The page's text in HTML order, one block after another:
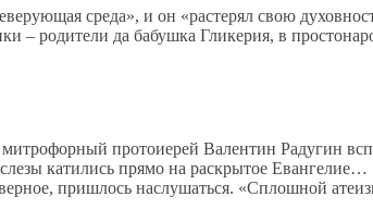
среда», и он «растерял свою
– родители да бабушка Гликерия, в
протоиерей Валентин Радугин
катились прямо на раскрытое Евангелие…
пришлось наслушаться. «Сплошной